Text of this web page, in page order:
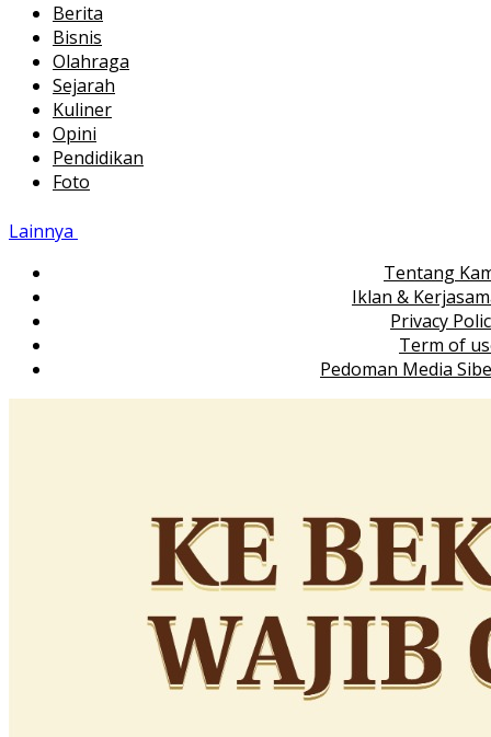
Berita
Bisnis
Olahraga
Sejarah
Kuliner
Opini
Pendidikan
Foto
Lainnya
Tentang
Iklan &
Privacy
Term of
Pedoman Media